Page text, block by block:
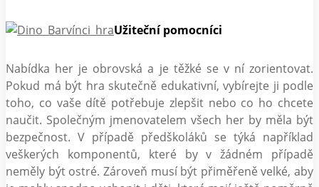
Užiteční pomocníci
Nabídka her je obrovská a je těžké se v ní zorientovat.
Pokud má být hra skutečně edukativní, vybírejte ji podle
toho, co vaše dítě potřebuje zlepšit nebo co ho chcete
naučit. Společným jmenovatelem všech her by měla být
bezpečnost. V případě předškoláků se týká například
veškerých komponentů, které by v žádném případě
neměly být ostré. Zároveň musí být přiměřeně velké, aby